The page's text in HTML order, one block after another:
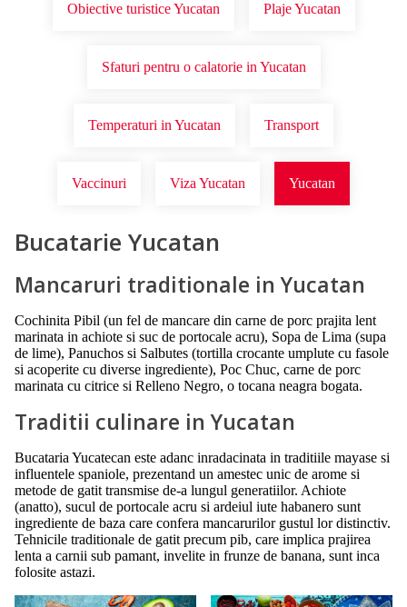
Obiective turistice Yucatan Plaje Yucatan
Sfaturi pentru o calatorie in Yucatan
Temperaturi in Yucatan Transport
Vaccinuri Viza Yucatan Yucatan
Bucatarie Yucatan
Mancaruri traditionale in Yucatan
Cochinita Pibil (un fel de mancare din carne de porc prajita lent
marinata in achiote si suc de portocale acru), Sopa de Lima (supa
de lime), Panuchos si Salbutes (tortilla crocante umplute cu fasole
si acoperite cu diverse ingrediente), Poc Chuc, carne de porc
marinata cu citrice si Relleno Negro, o tocana neagra bogata.
Traditii culinare in Yucatan
Bucataria Yucatecan este adanc inradacinata in traditiile mayase si
influentele spaniole, prezentand un amestec unic de arome si
metode de gatit transmise de-a lungul generatiilor. Achiote
(anatto), sucul de portocale acru si ardeiul iute habanero sunt
ingrediente de baza care confera mancarurilor gustul lor distinctiv.
Tehnicile traditionale de gatit precum pib, care implica prajirea
lenta a carnii sub pamant, invelite in frunze de banana, sunt inca
folosite astazi.